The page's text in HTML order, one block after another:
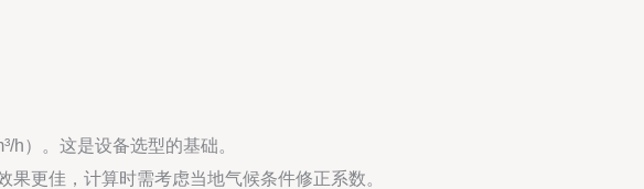
h）。这是设备选型的基础。
更佳，计算时需考虑当地气候条件修正系数。